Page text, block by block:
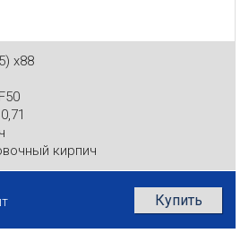
x88
F50
0,71
кирпич
Купить